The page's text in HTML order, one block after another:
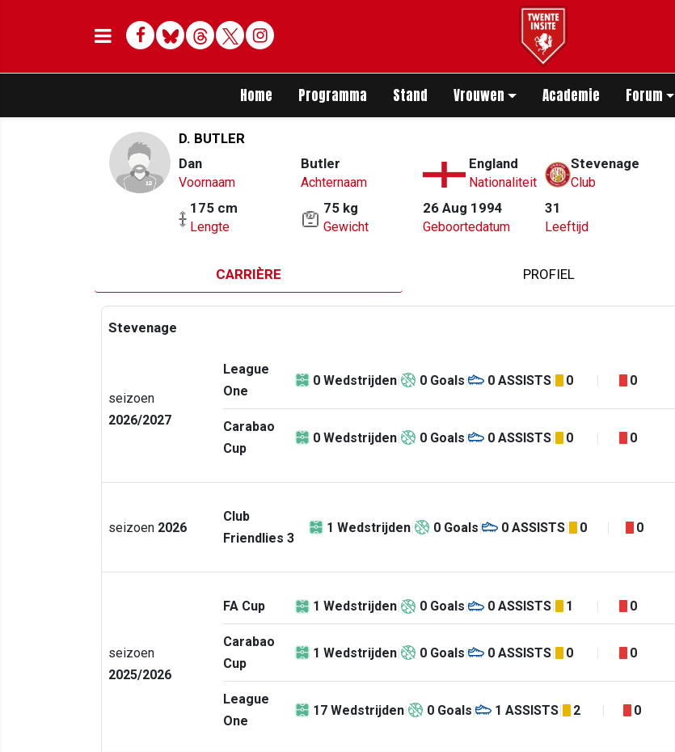
Facebook
BlueskyThreadsTwitterDelen op Whatsapp
Home Programma Stand Vrouwen Academie Forum
D. BUTLER
Dan
Voornaam
Butler
Achternaam
England
Nationaliteit
Stevenage
Club
175 cm
Lengte
75 kg
Gewicht
26 Aug 1994
Geboortedatum
31
Leeftijd
CARRIÈRE PROFIEL
Stevenage
seizoen
2026/2027
League
One
0 Wedstrijden 0 Goals 0 ASSISTS 0 0
Carabao
Cup
0 Wedstrijden 0 Goals 0 ASSISTS 0 0
seizoen 2026
Club
Friendlies 3
1 Wedstrijden 0 Goals 0 ASSISTS 0 0
seizoen
2025/2026
FA Cup 1 Wedstrijden 0 Goals 0 ASSISTS 1 0
Carabao
Cup
1 Wedstrijden 0 Goals 0 ASSISTS 0 0
League
One
17 Wedstrijden 0 Goals 1 ASSISTS 2 0